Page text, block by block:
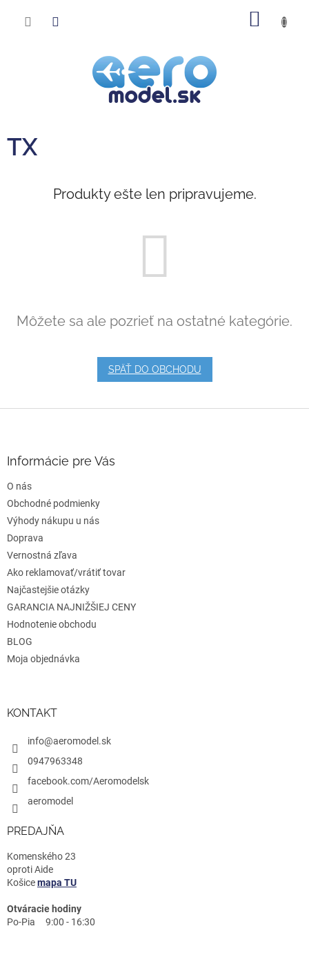
TX
Produkty ešte len pripravujeme.
Môžete sa ale pozrieť na ostatné kategórie.
SPÄŤ DO OBCHODU
e
Informácie pre Vás
O nás
Obchodné podmienky
Výhody nákupu u nás
Doprava
Vernostná zľava
Ako reklamovať/vrátiť tovar
Najčastejšie otázky
GARANCIA NAJNIŽŠIEJ CENY
Hodnotenie obchodu
BLOG
Moja objednávka
KONTAKT
info@aeromodel.sk
0947963348
facebook.com/Aeromodelsk
aeromodel
PREDAJŇA
Komenského 23
oproti Aide
Košicemapa TU
Otváracie hodiny
Po-Pia 9:00 - 16:30